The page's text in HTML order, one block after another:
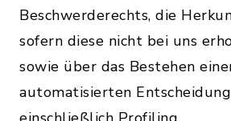
Beschwerderechts, die
sofern diese nicht bei uns
sowie über das Bestehen
automatisierten